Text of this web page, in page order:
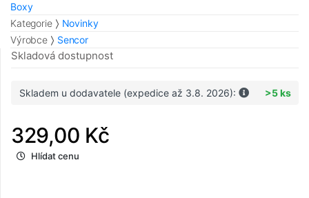
Boxy
Kategorie
Novinky
Výrobce
Sencor
Skladová dostupnost
Skladem u dodavatele (expedice až 3.8. 2026): >5 ks
329,00 Kč
Hlídat cenu